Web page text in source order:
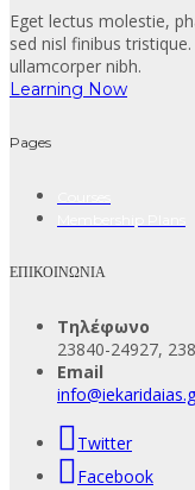
Eget lectus molestie,
sed nisl finibus
ullamcorper nibh.
Learning Now
Pages
ΕΠΙΚΟΙΝΩΝΙΑ
Τηλέφωνο
23840-24927,
Email
Twitter
Facebook